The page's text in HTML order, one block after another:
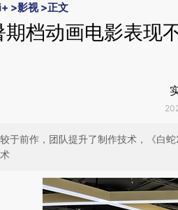
>影视>正文
期档动画电影表现
于前作，团队提升了制作技术，《白